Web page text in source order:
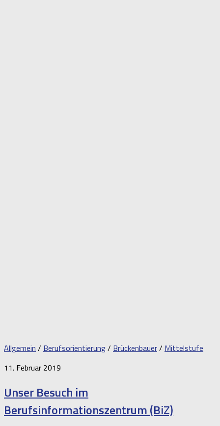
Allgemein / Berufsorientierung/ Brückenbauer/ Mittelstufe
11. Februar 2019
Unser Besuch im
Berufsinformationszentrum (BiZ)